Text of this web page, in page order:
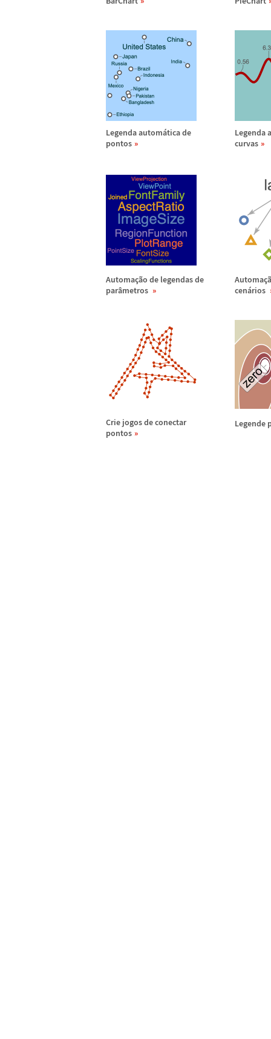
Legenda automática de
pontos
Legenda
curvas
Automação de legendas de
parâmetros
Automaçã
cenários
Crie jogos de conectar
pontos
Legende